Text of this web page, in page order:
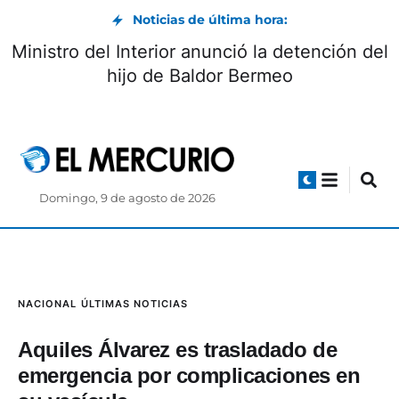
Noticias de última hora:
Ministro del Interior anunció la detención del
hijo de Baldor Bermeo
Domingo, 9 de agosto de 2026
NACIONAL ÚLTIMAS NOTICIAS
Aquiles Álvarez es trasladado de
emergencia por complicaciones en